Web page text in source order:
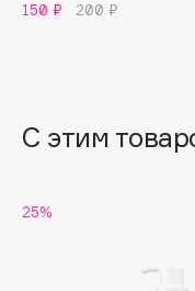
beautyblender
Beverly Hills Polo Club
150 ₽
200 ₽
С этим
25%